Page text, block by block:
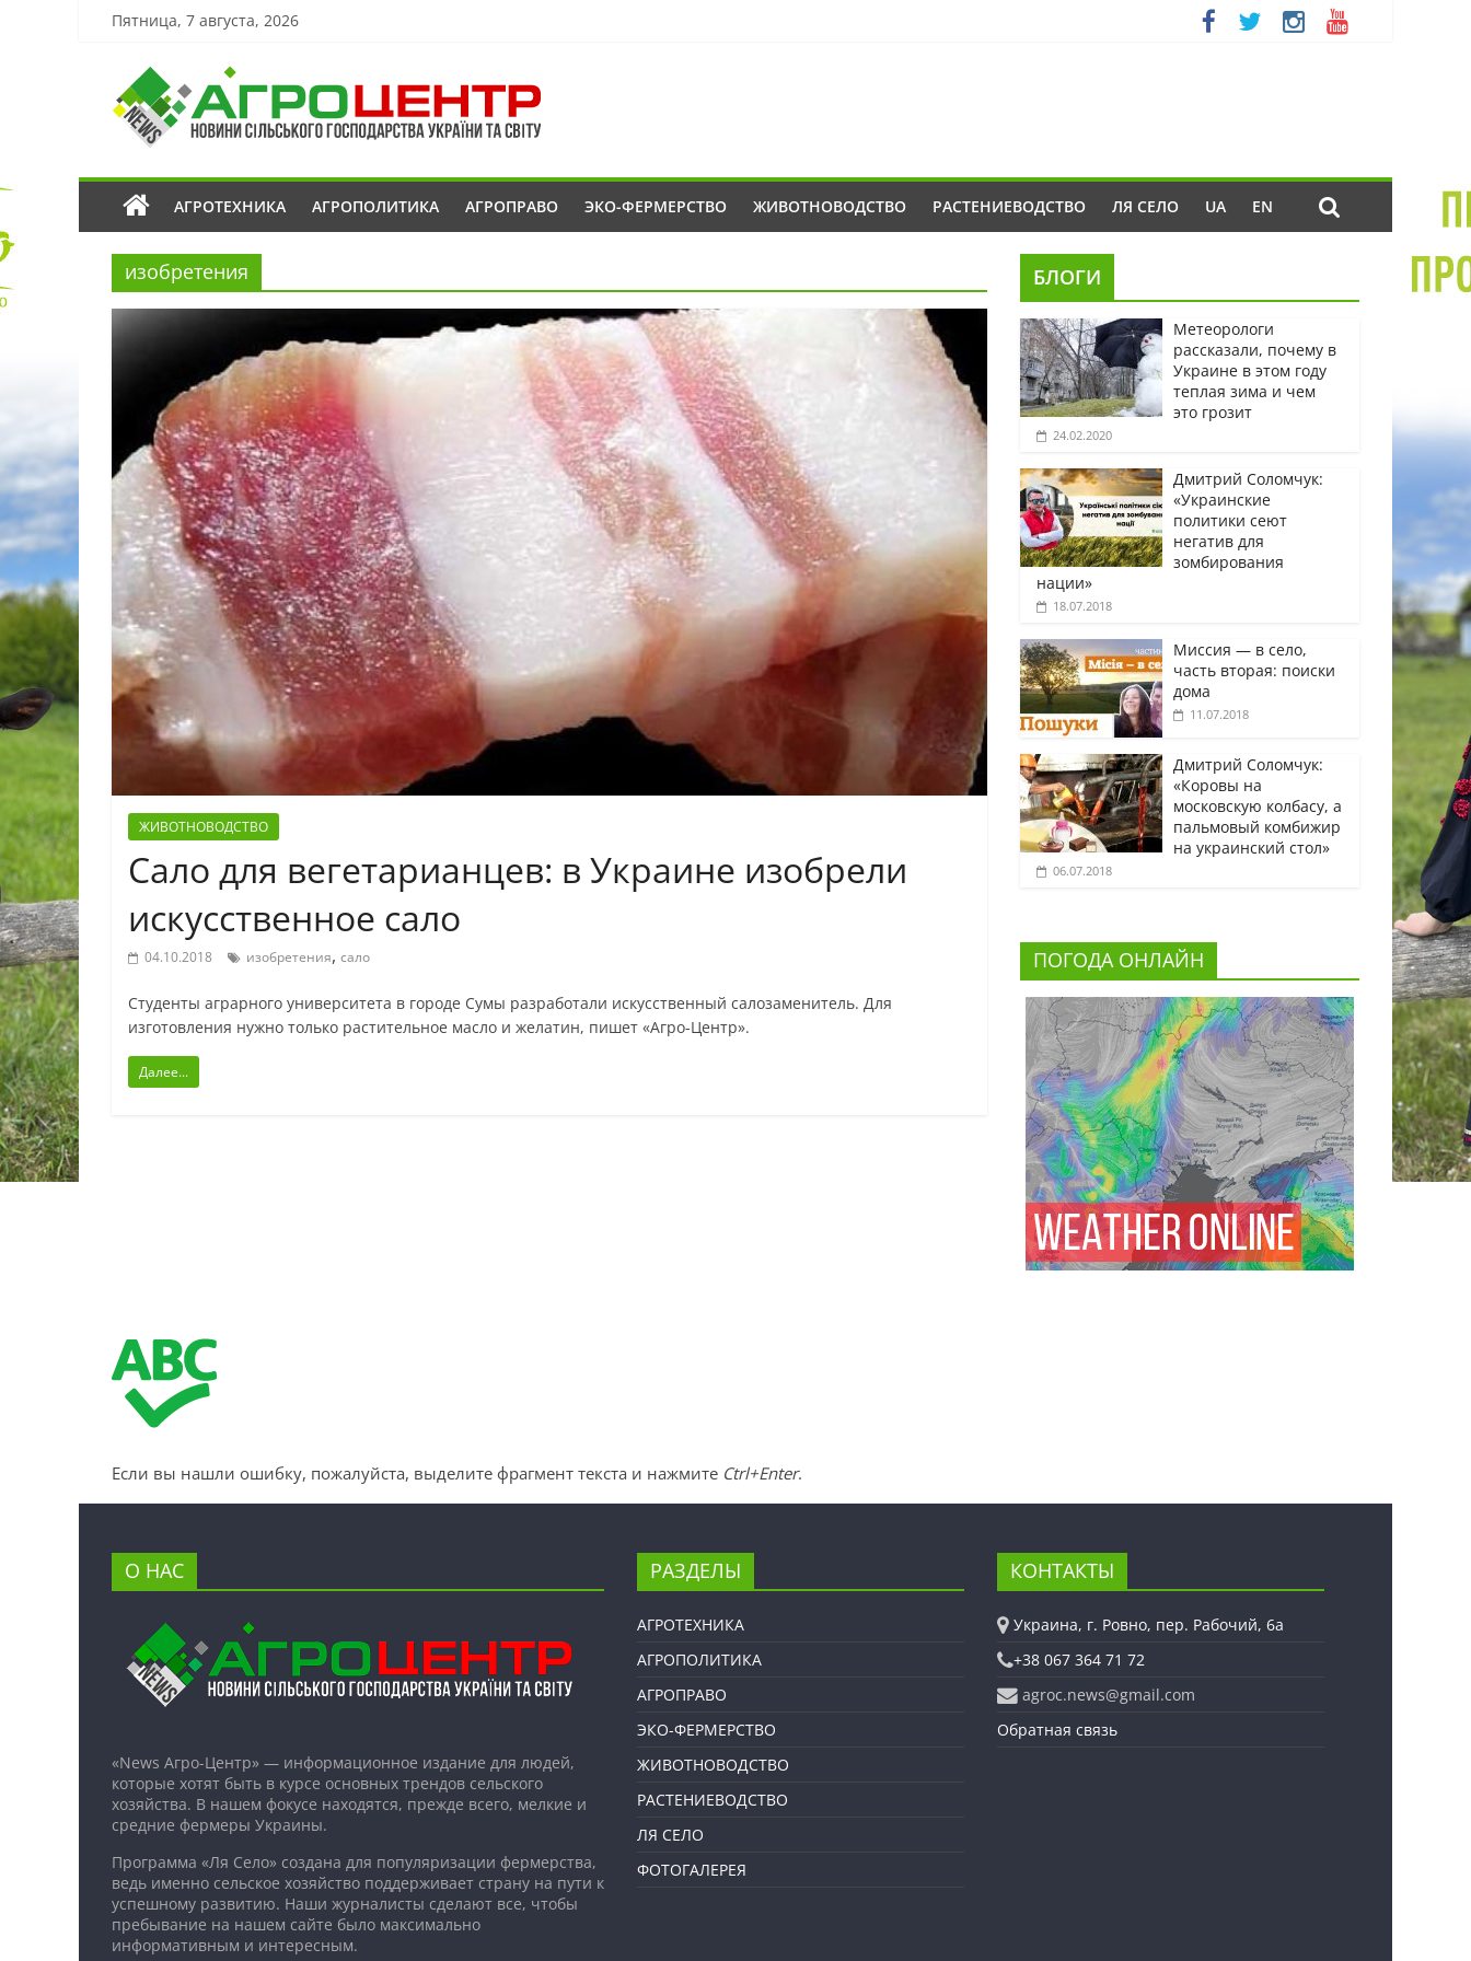
Пятница, 7 августа, 2026
АГРОТЕХНИКА АГРОПОЛИТИКА АГРОПРАВО ЭКО-ФЕРМЕРСТВО ЖИВОТНОВОДСТВО РАСТЕНИЕВОДСТВО ЛЯ СЕЛО UA EN
изобретения
ЖИВОТНОВОДСТВО
Сало для вегетарианцев: в Украине изобрели
искусственное сало
04.10.2018 изобретения, сало
Студенты аграрного университета в городе Сумы разработали искусственный салозаменитель. Для
изготовления нужно только растительное масло и желатин, пишет «Агро-Центр».
Далее...
БЛОГИ
Метеорологи
рассказали, почему в
Украине в этом году
теплая зима и чем
это грозит
24.02.2020
Дмитрий Соломчук:
«Украинские
политики сеют
негатив для
зомбирования
нации»
18.07.2018
Миссия — в село,
часть вторая: поиски
дома
11.07.2018
Дмитрий Соломчук:
«Коровы на
московскую колбасу, а
пальмовый комбижир
на украинский стол»
06.07.2018
ПОГОДА ОНЛАЙН
Если вы нашли ошибку, пожалуйста, выделите фрагмент текста и нажмите Ctrl+Enter.
О НАС
«News Агро-Центр» — информационное издание для людей,
которые хотят быть в курсе основных трендов сельского
хозяйства. В нашем фокусе находятся, прежде всего, мелкие и
средние фермеры Украины.
Программа «Ля Село» создана для популяризации фермерства,
ведь именно сельское хозяйство поддерживает страну на пути к
успешному развитию. Наши журналисты сделают все, чтобы
пребывание на нашем сайте было максимально
информативным и интересным.
РАЗДЕЛЫ
АГРОТЕХНИКА
АГРОПОЛИТИКА
АГРОПРАВО
ЭКО-ФЕРМЕРСТВО
ЖИВОТНОВОДСТВО
РАСТЕНИЕВОДСТВО
ЛЯ СЕЛО
ФОТОГАЛЕРЕЯ
КОНТАКТЫ
Украина, г. Ровно, пер. Рабочий, 6а
+38 067 364 71 72
agroc.news@gmail.com
Обратная связь